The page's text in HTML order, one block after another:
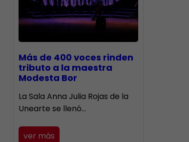
Más de 400 voces rinden
tributo a la maestra
Modesta Bor
​La Sala Anna Julia Rojas de la
Unearte se llenó…
ver más